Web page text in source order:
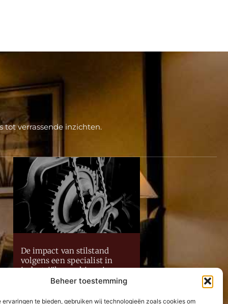
Beheer toestemming
ervaringen te bieden, gebruiken wij technologieën zoals cookies om
tot verrassende inzichten.
De impact van stilstand
volgens een specialist in
industriële machines in
Oost-Vlaanderen